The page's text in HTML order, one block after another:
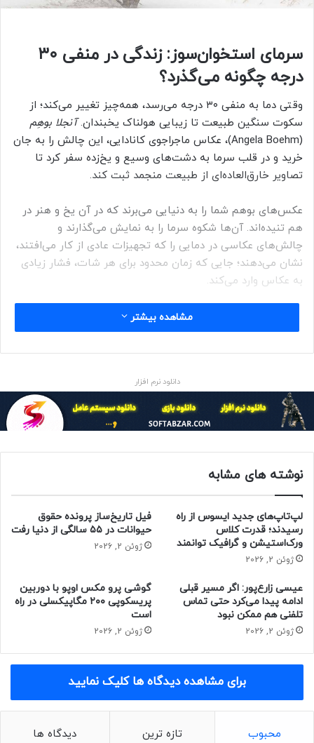
سرمای استخوان‌سوز: زندگی در منفی ۳۰
درجه چگونه می‌گذرد؟
وقتی دما به منفی ۳۰ درجه می‌رسد، همه‌چیز تغییر می‌کند؛ از
سکوت سنگین طبیعت تا زیبایی هولناک یخبندان.آنجلا بوهِم
(Angela Boehm)، عکاس ماجراجوی کانادایی، این چالش را به جان
خرید و در قلب سرما به دشت‌های وسیع و یخ‌زده سفر کرد تا
تصاویر خارق‌العاده‌ای از طبیعت منجمد ثبت کند.
عکس‌های بوهم شما را به دنیایی می‌برند که در آن یخ و هنر در
هم تنیده‌اند. آن‌ها شکوه سرما را به نمایش می‌گذارند و
چالش‌های عکاسی در دمایی را که تجهیزات عادی از کار می‌افتند،
نشان می‌دهند؛ جایی که زمان محدود برای هر شات، فشار زیادی
به عکاس وارد می‌کند.
برای تماشای تصاویری که احساس سرمای تند زمستان و زیبایی
وهم‌آلود دشت‌های سفیدپوش را به مخاطب القا می‌کنند،
آماده‌اید؟
کلاهبرداری‌های جدید با ترفند رفع فیلترینگ
منبع : زومیت
مشاهده بیشتر
دانلود نرم افزار
نوشته های مشابه
لپ‌تاپ‌های جدید ایسوس از راه
رسیدند؛ قدرت کلاس
ورک‌استیشن و گرافیک توانمند
ژوئن 2, 2026
فیل تاریخ‌ساز پرونده حقوق
حیوانات در ۵۵ سالگی از دنیا رفت
ژوئن 2, 2026
عیسی زارع‌پور: اگر مسیر قبلی
ادامه پیدا می‌کرد حتی تماس
تلفنی هم ممکن نبود
ژوئن 2, 2026
گوشی پرو مکس اوپو با دوربین
پریسکوپی ۲۰۰ مگاپیکسلی در راه
است
ژوئن 2, 2026
برای مشاهده دیدگاه ها کلیک نمایید
محبوب تازه ترین دیدگاه ها